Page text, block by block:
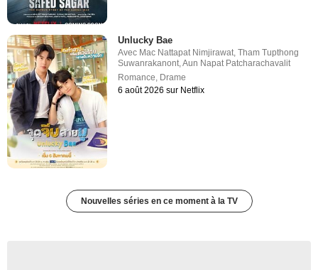
Unlucky Bae
Avec Mac Nattapat Nimjirawat,Tham Tupthong
Suwanrakanont,Aun Napat Patcharachavalit
Romance, Drame
6 août 2026 sur Netflix
Nouvelles séries en ce moment à la TV